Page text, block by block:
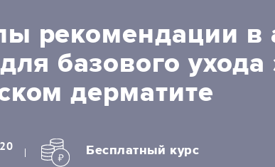
рекомендации в
базового
дерматите
Бесплатный курс